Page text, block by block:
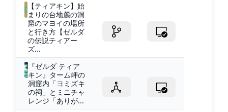
【ティアキン】始
まりの台地麓の洞
窟のマヨイの場所
と行き方【ゼルダ
の伝説ティアー
ズ...
『ゼルダ ティア
キン』ターム岬の
洞窟内「ヨミズキ
の祠」とミニチャ
レンジ「ありが...